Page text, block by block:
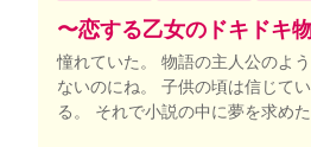
〜恋する乙女のドキドキ
憧れていた。 物語の主人公のよ
ないのにね。 子供の頃は信じて
る。 それで小説の中に夢を求め